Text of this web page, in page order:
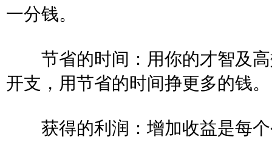
一分钱。
节省的时间：用你的才智及高
开支，用节省的时间挣更多的
获得的利润：增加收益是